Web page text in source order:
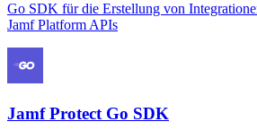
Go SDK für die Erstellung von
Jamf Platform APIs
Jamf Protect Go SDK